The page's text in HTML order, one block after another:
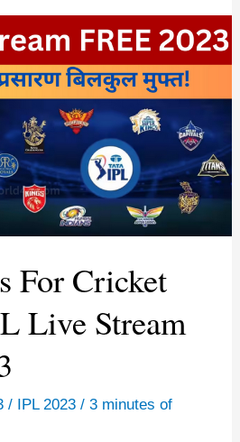
For Cricket
Live Stream
/ IPL 2023/ 3 minutes of